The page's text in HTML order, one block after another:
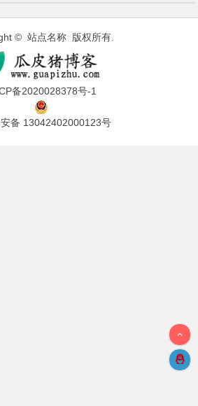
© 站点名称 版权所有.
备2020028378号-1
备 13042402000123号